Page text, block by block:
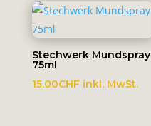
Stechwerk Mundspray
75ml
15.00CHF inkl. MwSt.